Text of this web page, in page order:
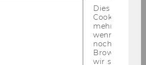
und Lehr­be­trieb, Mit­
und Pra­xis­an­
an der Pu­bli­ka­ti­on der Er­
Dies ist ein
Cookie, das
mehr setzen,
wenn ein
noch in
Browser hat,
wir seinen